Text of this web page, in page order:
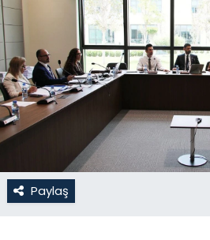
Paylaş
Kültür Sanat
Magazin
Moda
Nöbetçi Eczaneler
Otomobil Dünyası
Politika